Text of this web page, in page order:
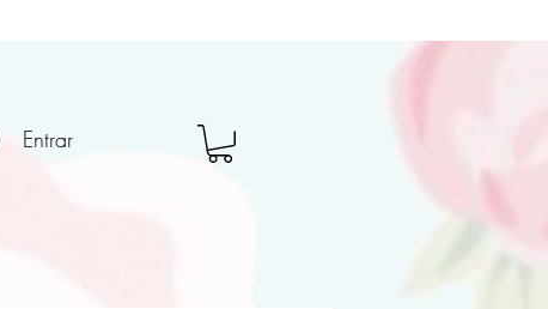
Entrar